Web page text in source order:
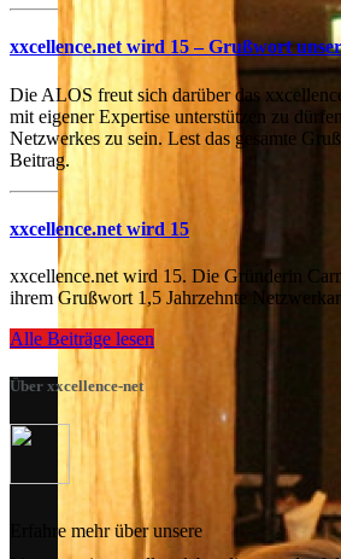
xxcellence.net wird 15 – Grußwort
Die ALOS freut sich darüber das
mit eigener Expertise unterstützen zu
Netzwerkes zu sein. Lest das gesamte
Beitrag.
xxcellence.net wird 15
xxcellence.net wird 15. Die Gründerin
ihrem Grußwort 1,5 Jahrzehnte
Alle Beiträge lesen
Über xxcellence-net
Erfahre mehr über unsere